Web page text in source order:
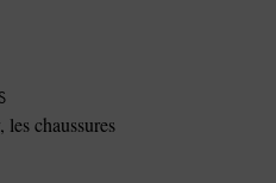
les chaussures